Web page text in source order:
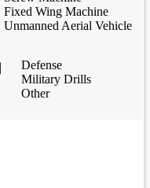
Fixed Wing Machine
Unmanned Aerial Vehicle
Defense
Military Drills
Other